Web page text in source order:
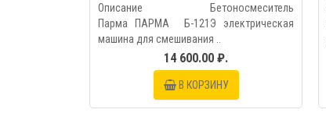
Описание Бетоносмеситель
Парма ПАРМА Б-121Э электрическая
машина для смешивания ..
14 600.00 ₽.
В КОРЗИНУ